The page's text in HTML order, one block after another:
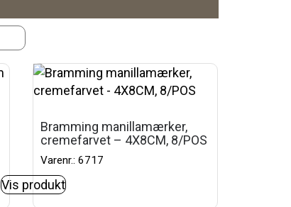
Bramming manillamærker,
cremefarvet – 4X8CM, 8/POS
Varenr.: 6717
Vis produkt